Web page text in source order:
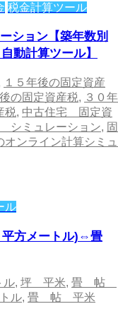
税金計算ツール
ション【築年数別
動計算ツール】
１５年後の固定資産
の固定資産税, ３０年
税, 中古住宅 固定資
シミュレーション, 固
オンライン計算シミュ
ル
方メートル)⇔畳
ル, 坪 平米, 畳 帖
ル, 畳 帖 平米